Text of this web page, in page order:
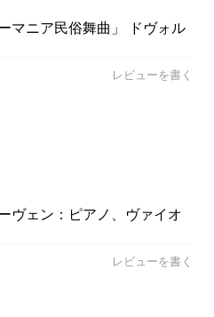
マニア民俗舞曲」 ドヴォル
レビューを書く
ヴェン：ピアノ、ヴァイオ
レビューを書く